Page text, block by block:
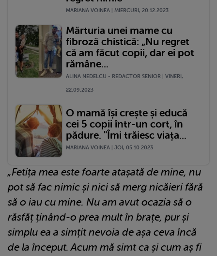
MARIANA VOINEA | MIERCURI, 20.12.2023
Mărturia unei mame cu
fibroză chistică: „Nu regret
că am făcut copii, dar ei pot
rămâne...
ALINA NEDELCU - REDACTOR SENIOR | VINERI,
22.09.2023
O mamă își crește și educă
cei 5 copii într-un cort, în
pădure. "Îmi trăiesc viața...
MARIANA VOINEA | JOI, 05.10.2023
„Fetița mea este foarte atașată de mine, nu
pot să fac nimic și nici să merg nicăieri fără
să o iau cu mine. Nu am avut ocazia să o
răsfăț ținând-o prea mult în brațe, pur și
simplu ea a simțit nevoia de așa ceva încă
de la început. Acum mă simt ca și cum aș fi